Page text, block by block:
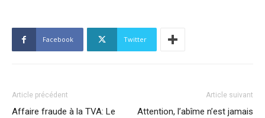
Facebook Twitter
Article précédent
Affaire fraude à la TVA: Le
Article suivant
Attention, l’abîme n’est jamais